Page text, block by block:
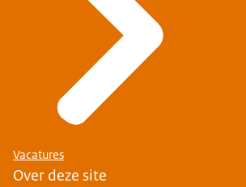
Vacatures
Over deze site